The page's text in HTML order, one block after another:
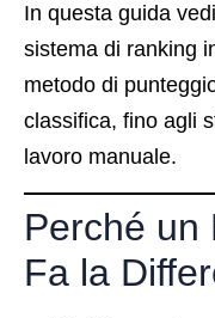
In questa guida
sistema di ranking
metodo di
classifica, fino agli
lavoro manuale.
Perché un
Fa la